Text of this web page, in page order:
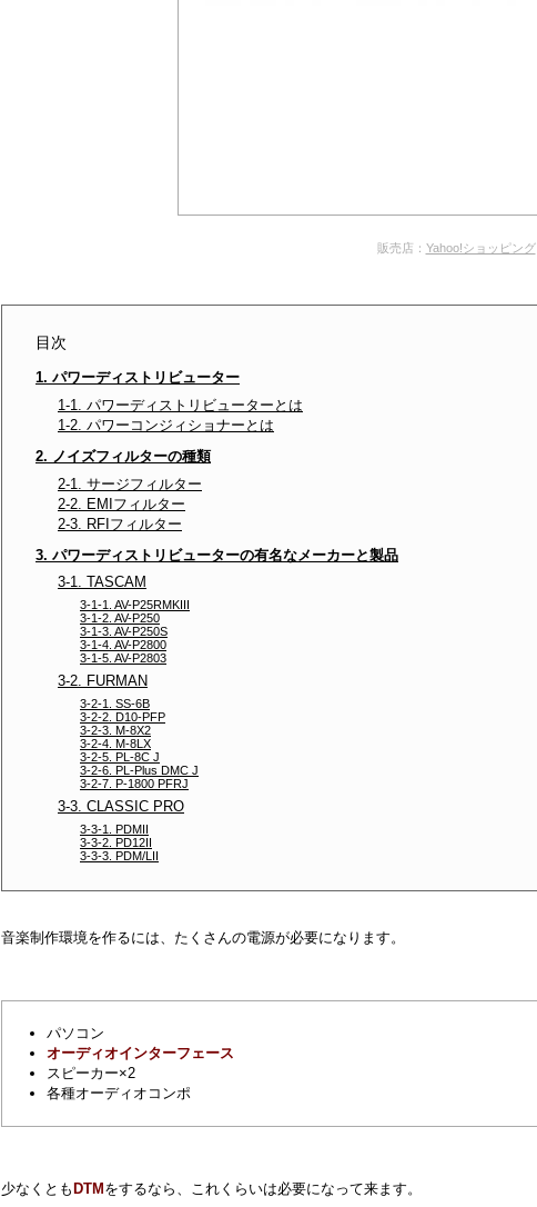
販売店： Yahoo!ショッピング
目次
1. パワーディストリビューター
1-1. パワーディストリビューターとは
1-2. パワーコンジィショナーとは
2. ノイズフィルターの種類
2-1. サージフィルター
2-2. EMIフィルター
2-3. RFIフィルター
3. パワーディストリビューターの有名なメーカーと製品
3-1. TASCAM
3-1-1. AV-P25RMKIII
3-1-2. AV-P250
3-1-3. AV-P250S
3-1-4. AV-P2800
3-1-5. AV-P2803
3-2. FURMAN
3-2-1. SS-6B
3-2-2. D10-PFP
3-2-3. M-8X2
3-2-4. M-8LX
3-2-5. PL-8C J
3-2-6. PL-Plus DMC J
3-2-7. P-1800 PFRJ
3-3. CLASSIC PRO
3-3-1. PDMII
3-3-2. PD12II
3-3-3. PDM/LII
音楽制作環境を作るには、たくさんの電源が必要になります。
パソコン
オーディオインターフェース
スピーカー×2
各種オーディオコンポ
少なくともDTMをするなら、これくらいは必要になって来ます。